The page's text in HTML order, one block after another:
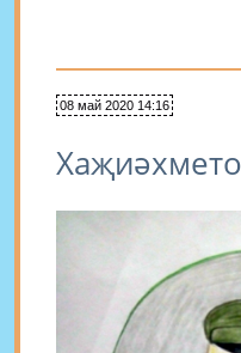
08 май 2020 14:16